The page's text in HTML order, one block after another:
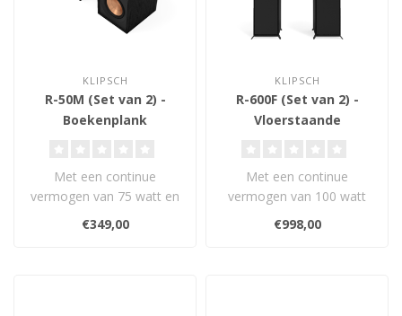
KLIPSCH
R-50M (Set van 2) -
Boekenplank
Met een continue
vermogen van 75 watt en
een gevoeligheid van 92
dB zorgen deze ..
€349,00
KLIPSCH
R-600F (Set van 2) -
Vloerstaande
Met een continue
vermogen van 100 watt
en een gevoeligheid van
96 dB zorgen deze..
€998,00